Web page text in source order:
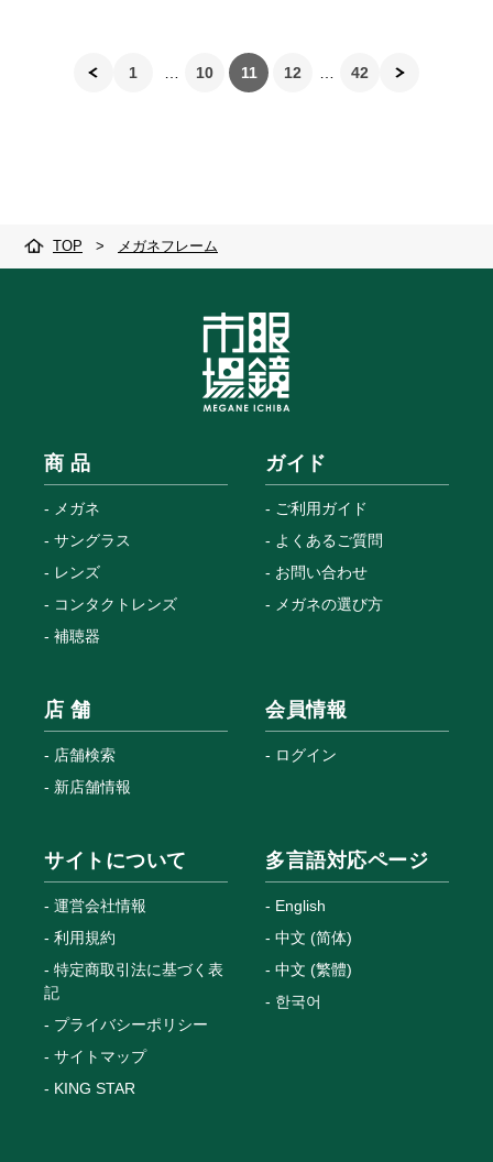
1 10 11 12 42
TOP > メガネフレーム
商 品
メガネ
サングラス
レンズ
コンタクトレンズ
補聴器
ガイド
ご利用ガイド
よくあるご質問
お問い合わせ
メガネの選び方
店 舗
店舗検索
新店舗情報
会員情報
ログイン
サイトについて
運営会社情報
利用規約
特定商取引法に基づく表
記
プライバシーポリシー
サイトマップ
KING STAR
多言語対応ページ
English
中文 (简体)
中文 (繁體)
한국어